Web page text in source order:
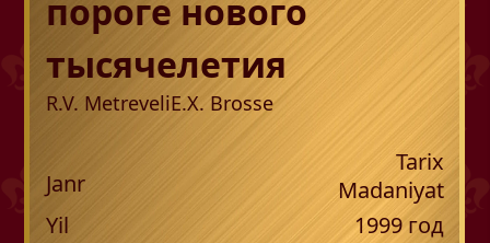
пороге нового
тысячелетия
R.V. MetreveliE.X. Brosse
Janr
Tarix
Madaniyat
Yil
1999год